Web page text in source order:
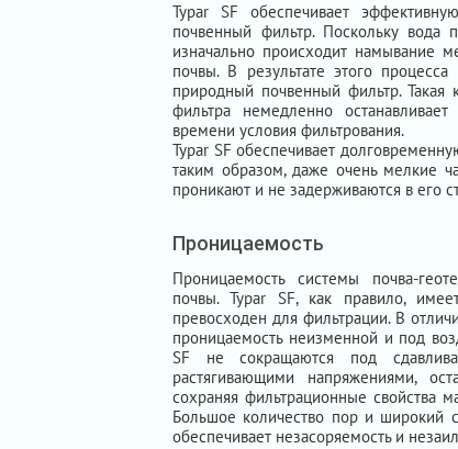
Typar SF обеспечивает
почвенный фильтр. Поскольку
изначально происходит намывание
почвы. В результате этого
природный почвенный фильтр. Такая
фильтра немедленно
времени условия фильтрования.
Typar SF обеспечивает
таким образом, даже очень мелкие
проникают и не задерживаются в его
Проницаемость
Проницаемость системы почва-
почвы. Typar SF, как правило,
превосходен для фильтрации. В
проницаемость неизменной и под
SF не сокращаются под
растягивающими напряжениями,
сохраняя фильтрационные свойства
Большое количество пор и широкий
обеспечивает незасоряемость и